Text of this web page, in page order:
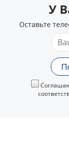
У
Оставьте